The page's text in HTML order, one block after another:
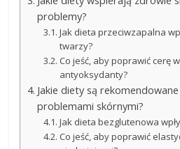
problemy?
Jak dieta przeciwzapalna
twarzy?
Co jeść, aby poprawić cerę
antyoksydanty?
Jakie diety są
problemami skórnymi?
Jak dieta bezglutenowa
Co jeść, aby poprawić